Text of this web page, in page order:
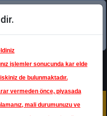
indirin!
işlemler sonucunda kar elde
de bulunmaktadır.
vermeden önce, piyasada
mali durumunuzu ve